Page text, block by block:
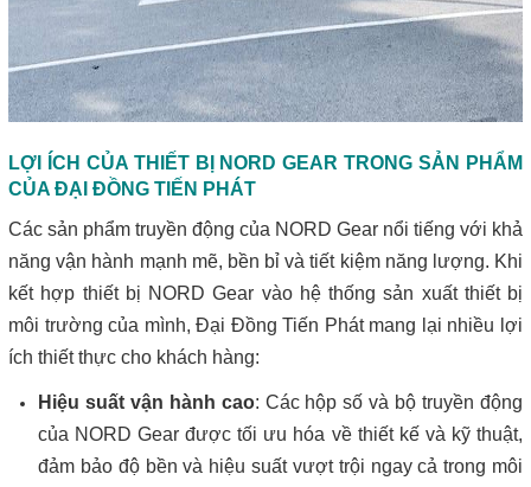
LỢI ÍCH CỦA THIẾT BỊ NORD GEAR TRONG SẢN PHẨM
CỦA ĐẠI ĐỒNG TIẾN PHÁT
Các sản phẩm truyền động của NORD Gear nổi tiếng với khả
năng vận hành mạnh mẽ, bền bỉ và tiết kiệm năng lượng. Khi
kết hợp thiết bị NORD Gear vào hệ thống sản xuất thiết bị
môi trường của mình, Đại Đồng Tiến Phát mang lại nhiều lợi
ích thiết thực cho khách hàng:
Hiệu suất vận hành cao: Các hộp số và bộ truyền động
của NORD Gear được tối ưu hóa về thiết kế và kỹ thuật,
đảm bảo độ bền và hiệu suất vượt trội ngay cả trong môi